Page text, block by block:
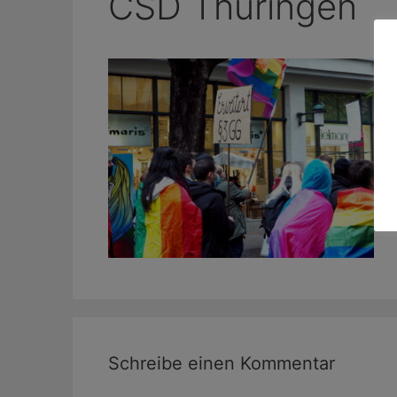
Schreibe einen Kommentar